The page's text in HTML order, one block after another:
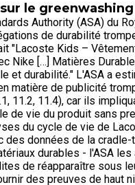
le
Authority (ASA) du
de durabilité
"Lacoste Kids –
Nike […] Matières
et durabilité." L'ASA a
matière de publicité
11.2, 11.4), car ils
de vie du produit sans
du cycle de vie de
des données de la
durables - l'ASA
de réapparaître sous
des preuves de haut